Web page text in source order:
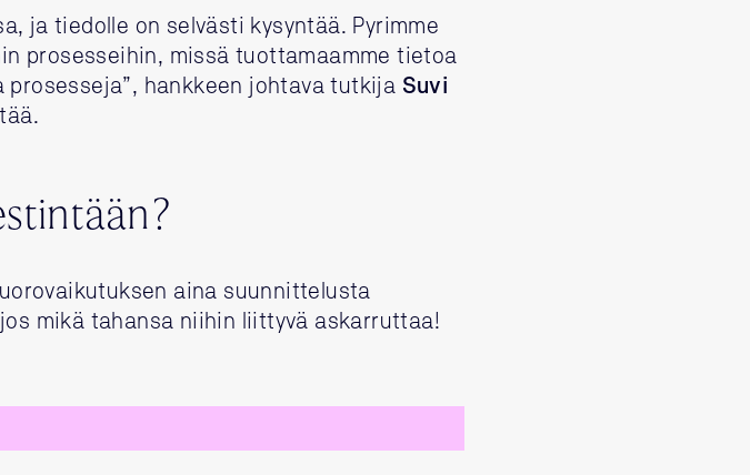
ja tiedolle on selvästi kysyntää. Pyrimme
prosesseihin, missä tuottamaamme tietoa
hankkeen johtava tutkija Suvi
aina suunnittelusta
mikä tahansa niihin liittyvä askarruttaa!